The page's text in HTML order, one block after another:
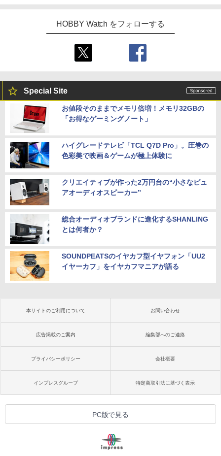
HOBBY Watch をフォローする
Special Site
お値段そのままでメモリ倍増！メモリ32GBの
「お得なゲーミングノート」
ハイグレードテレビ「TCL Q7D Pro」。圧巻の
色彩美で映画＆ゲームが極上体験に
クリエイティブが作った2万円台の“小さなピュ
アオーディオスピーカー”
総合オーディオブランドに進化するSHANLING
とは何者か？
SOUNDPEATSのイヤカフ型イヤフォン「UU2
イヤーカフ」をイヤカフマニアが語る
本サイトのご利用について お問い合わせ
広告掲載のご案内 編集部へのご連絡
プライバシーポリシー 会社概要
インプレスグループ 特定商取引法に基づく表示
PC版で見る